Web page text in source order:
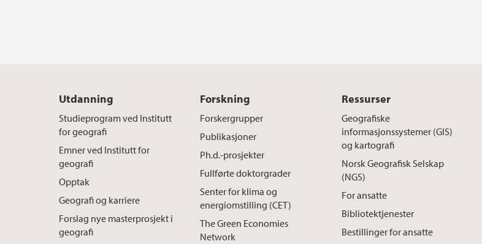
Utdanning
Studieprogram ved Institutt
for geografi
Emner ved Institutt for
geografi
Opptak
Geografi og karriere
Forslag nye masterprosjekt i
geografi
Forskning
Forskergrupper
Publikasjoner
Ph.d.-prosjekter
Fullførte doktorgrader
Senter for klima og
energiomstilling (CET)
The Green Economies
Network
Ressurser
Geografiske
informasjonssystemer (GIS)
og kartografi
Norsk Geografisk Selskap
(NGS)
For ansatte
Bibliotektjenester
Bestillinger for ansatte